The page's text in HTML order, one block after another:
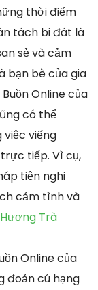
thời điểm
tách bi đát là
sẻ và cảm
bạn bè của gia
Online của
có thể
viếng
tiếp. Vì cụ,
tiện nghi
cảm tình và
Trà
Online của
đoản cú hạng